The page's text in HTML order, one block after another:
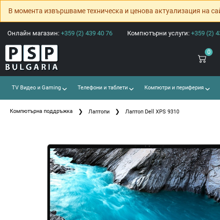
В момента извършваме техническа и ценова актуализация на
Онлайн магазин: +359 (2) 439 40 76 Компютърни услуги: +359 (2)
0
TV Видео и Gaming Телефони и таблети Компютри и периферия
Компютърна поддръжка Лаптопи Лаптоп Dell XPS 9310